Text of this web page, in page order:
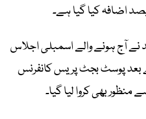
نے آج ہونے والے اسمبلی اجلاس
پوسٹ بجٹ پریس کانفرنس
منظور بھی کروا لیا گیا۔